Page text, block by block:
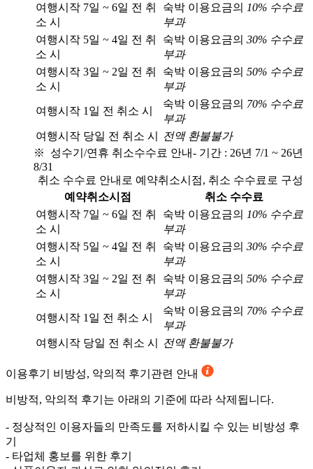
여행시작 7일 ~ 6일 전 취
소 시
숙박 이용요금의 10% 수수료
부과
여행시작 5일 ~ 4일 전 취
소 시
숙박 이용요금의 30% 수수료
부과
여행시작 3일 ~ 2일 전 취
소 시
숙박 이용요금의 50% 수수료
부과
여행시작 1일 전 취소 시
숙박 이용요금의 70% 수수료
부과
여행시작 당일 전 취소 시
전액 환불불가
※ 성수기/연휴 취소수수료 안내- 기간 : 26년 7/1 ~ 26년
8/31
취소 수수료 안내로 예약취소시점, 취소 수수료로 구성
예약취소시점
취소 수수료
여행시작 7일 ~ 6일 전 취
소 시
숙박 이용요금의 10% 수수료
부과
여행시작 5일 ~ 4일 전 취
소 시
숙박 이용요금의 30% 수수료
부과
여행시작 3일 ~ 2일 전 취
소 시
숙박 이용요금의 50% 수수료
부과
여행시작 1일 전 취소 시
숙박 이용요금의 70% 수수료
부과
여행시작 당일 전 취소 시
전액 환불불가
이용후기 비방성, 악의적 후기관련 안내
비방적, 악의적 후기는 아래의 기준에 따라 삭제됩니다.
- 정상적인 이용자들의 만족도를 저하시킬 수 있는 비방성 후
기
- 타업체 홍보를 위한 후기